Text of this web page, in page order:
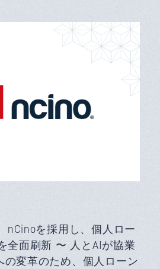
nCinoを採用し、個人ロー
全面刷新 〜 人とAIが協業
の変革のため、個人ローン